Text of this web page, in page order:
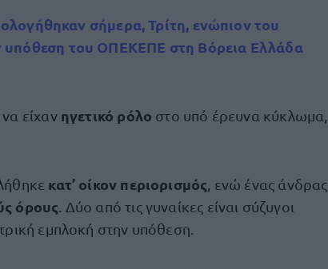
σήμερα, Τρίτη, ενώπιον του
υπόθεση του ΟΠΕΚΕΠΕ στη Βόρεια Ελλάδα
είχαν ηγετικό ρόλο στο υπό έρευνα κύκλωμα,
κατ’ οίκον περιορισμός , ενώ ένας άνδρας
όρους . Δύο από τις γυναίκες είναι σύζυγοι
εμπλοκή στην υπόθεση.